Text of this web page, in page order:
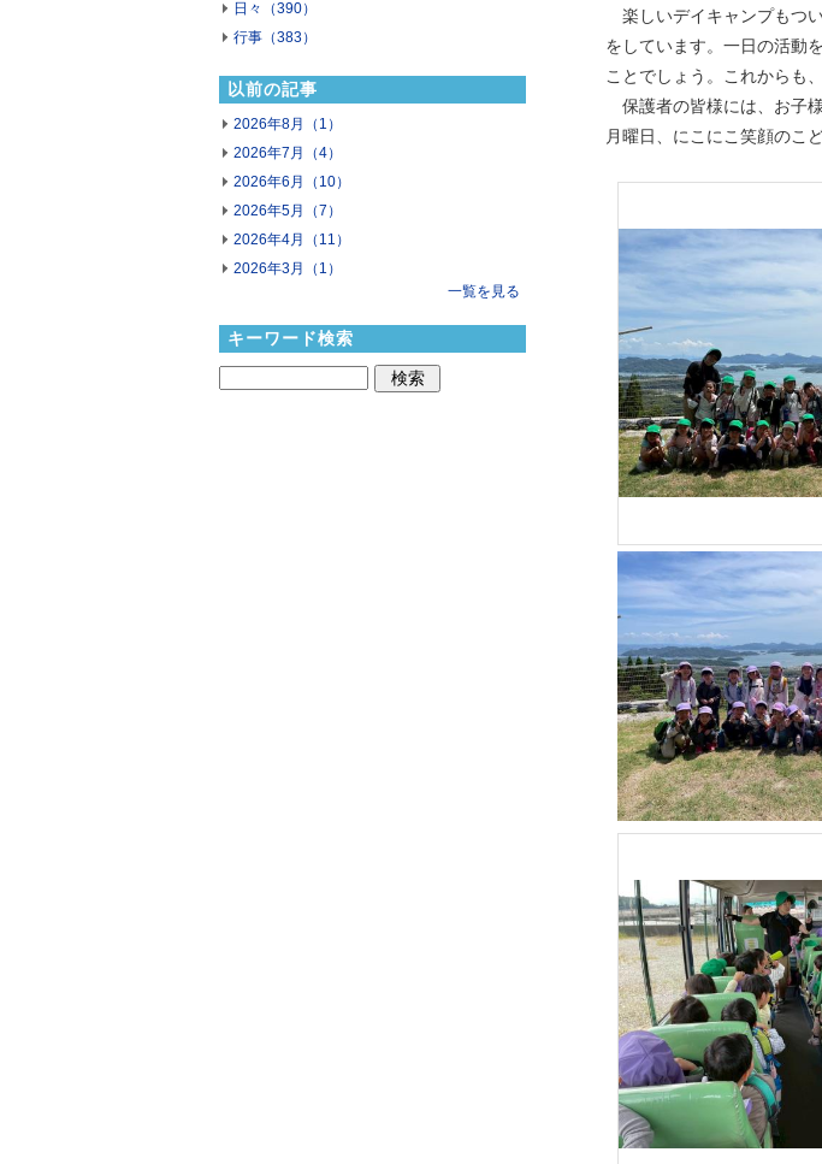
日々（390）
行事（383）
以前の記事
2026年8月（1）
2026年7月（4）
2026年6月（10）
2026年5月（7）
2026年4月（11）
2026年3月（1）
一覧を見る
キーワード検索
楽しいデイキャンプもつ
をしています。一日の活動
ことでしょう。これからも
保護者の皆様には、お子
月曜日、にこにこ笑顔のこ